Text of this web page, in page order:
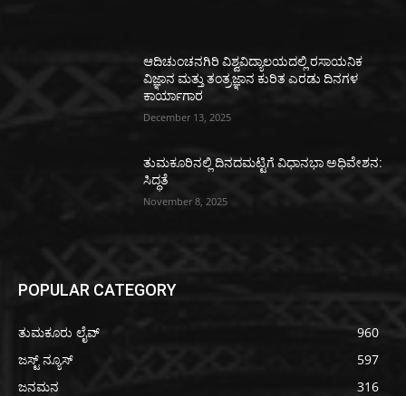
ಆದಿಚುಂಚನಗಿರಿ ವಿಶ್ವವಿದ್ಯಾಲಯದಲ್ಲಿ ರಸಾಯನಿಕ
ವಿಜ್ಞಾನ ಮತ್ತು ತಂತ್ರಜ್ಞಾನ ಕುರಿತ ಎರಡು ದಿನಗಳ
ಕಾರ್ಯಾಗಾರ
December 13, 2025
ತುಮಕೂರಿನಲ್ಲಿ ದಿನದಮಟ್ಟಿಗೆ ವಿಧಾನಭಾ ಅಧಿವೇಶನ:
ಸಿದ್ಧತೆ
November 8, 2025
POPULAR CATEGORY
ತುಮಕೂರು ಲೈವ್
960
ಜಸ್ಟ್ ನ್ಯೂಸ್
597
ಜನಮನ
316